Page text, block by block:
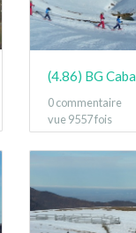
0 commentaire
vue 9557 fois